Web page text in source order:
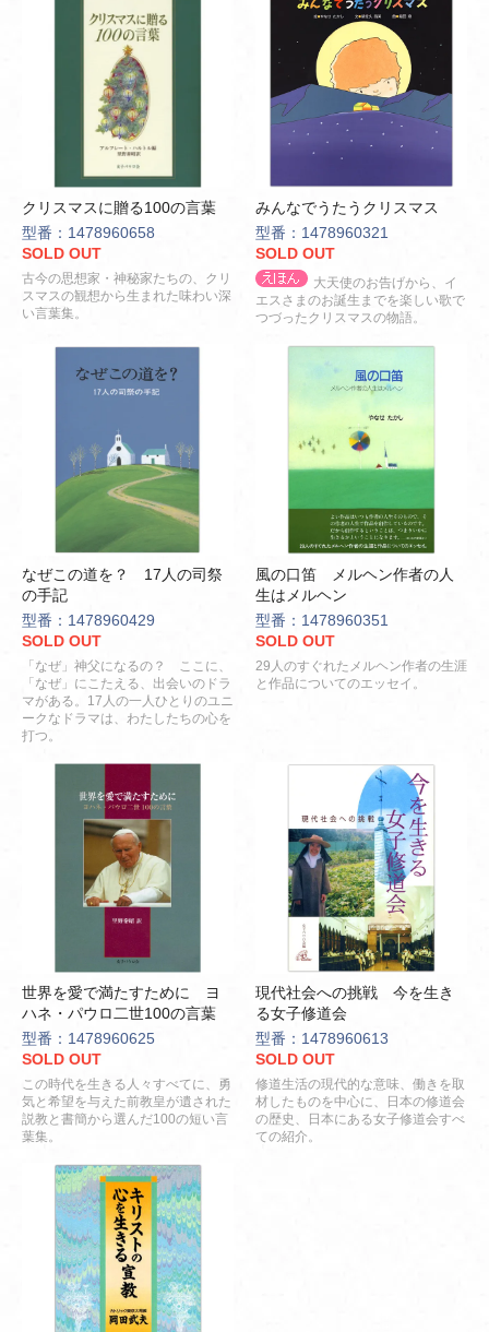
クリスマスに贈る100の言葉
型番：1478960658
SOLD OUT
古今の思想家・神秘家たちの、クリ
スマスの観想から生まれた味わい深
い言葉集。
みんなでうたうクリスマス
型番：1478960321
SOLD OUT
大天使のお告げから、イ
エスさまのお誕生までを楽しい歌で
つづったクリスマスの物語。
なぜこの道を？ 17人の司祭
の手記
型番：1478960429
SOLD OUT
「なぜ」神父になるの？ ここに、
「なぜ」にこたえる、出会いのドラ
マがある。17人の一人ひとりのユニ
ークなドラマは、わたしたちの心を
打つ。
風の口笛 メルヘン作者の人
生はメルヘン
型番：1478960351
SOLD OUT
29人のすぐれたメルヘン作者の生涯
と作品についてのエッセイ。
世界を愛で満たすために ヨ
ハネ・パウロ二世100の言葉
型番：1478960625
SOLD OUT
この時代を生きる人々すべてに、勇
気と希望を与えた前教皇が遺された
説教と書簡から選んだ100の短い言
葉集。
現代社会への挑戦 今を生き
る女子修道会
型番：1478960613
SOLD OUT
修道生活の現代的な意味、働きを取
材したものを中心に、日本の修道会
の歴史、日本にある女子修道会すべ
ての紹介。